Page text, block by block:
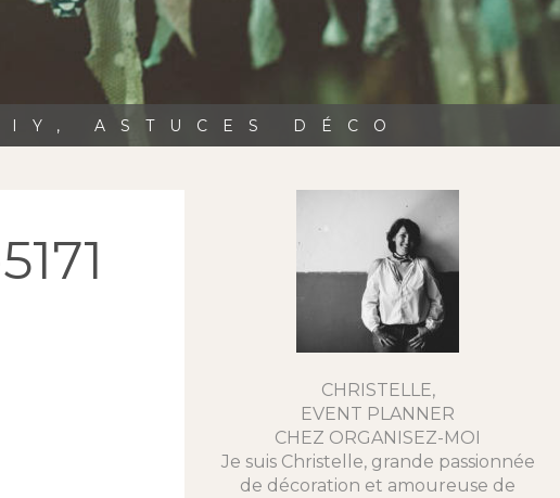
ASTUCES DÉCO
CHRISTELLE,
EVENT PLANNER
CHEZ ORGANISEZ-MOI
Je suis Christelle, grande passionnée
de décoration et amoureuse de